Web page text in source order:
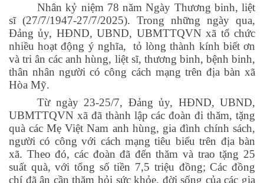
Nhân kỷ niệm 78 năm Ngày Thương binh, liệt
sĩ (27/7/1947-27/7/2025). Trong những ngày qua,
Đảng ủy, HĐND, UBND, UBMTTQVN xã tổ chức
nhiều hoạt động ý nghĩa, tỏ lòng thành kính biết ơn
và tri ân các anh hùng, liệt sĩ, thương binh, bệnh binh,
thân nhân người có công cách mạng trên địa bàn xã
Hòa Mỹ.
Từ ngày 23-25/7, Đảng ủy, HĐND, UBND,
UBMTTQVN xã đã thành lập các đoàn đi thăm, tặng
quà các Mẹ Việt Nam anh hùng, gia đình chính sách,
người có công với cách mạng tiêu biểu trên địa bàn
xã. Theo đó, các đoàn đã đến thăm và trao tặng 25
suất quà, với tổng số tiền 7,5 triệu đồng; Các đồng
chí đã ân cần thăm hỏi sức khỏe, đời sống của các gia